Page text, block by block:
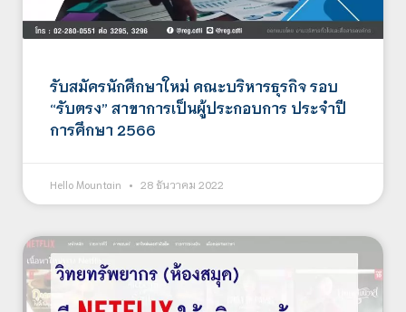
รับสมัครนักศึกษาใหม่ คณะบริหารธุรกิจ รอบ
“รับตรง” สาขาการเป็นผู้ประกอบการ ประจำปี
การศึกษา 2566
Hello Mountain 28 ธันวาคม 2022